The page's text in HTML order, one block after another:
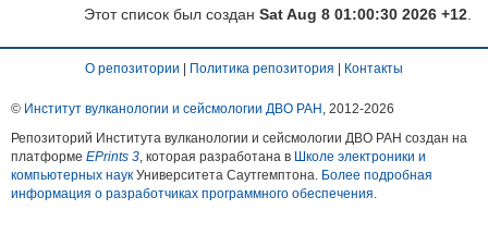
Этот список был создан Sat Aug 8 01:00:30 2026 +12
О репозитории Политика репозитория Контакты
© Институт вулканологии и сейсмологии ДВО РАН , 2012-2026
Репозиторий Института вулканологии и сейсмологии ДВО РАН создан на
платформе EPrints 3, которая разработана в Школе электроники и
компьютерных наук Университета Саутгемптона. Более подробная
информация о разработчиках программного обеспечения.